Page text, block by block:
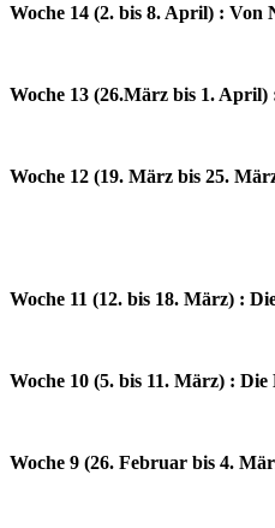
Woche 14 (2. bis 8. April) : Von
Woche 13 (26.März bis 1.
Woche 12 (19. März bis 25.
Woche 11 (12. bis 18. März) :
Woche 10 (5. bis 11. März) :
Woche 9 (26. Februar bis 4.